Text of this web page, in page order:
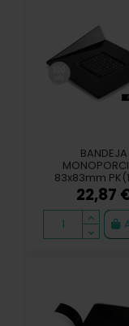
BANDEJA
83x83mm
BLACK
22,87